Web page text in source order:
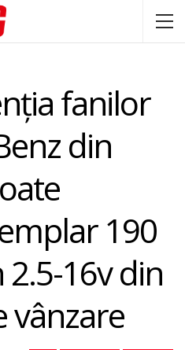
fanilor
din
190
2.5-16v din
vânzare